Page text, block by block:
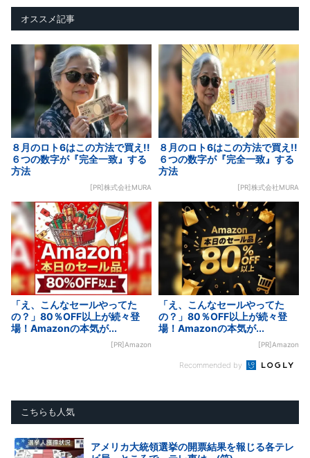
オススメ記事
８月のロト6はこの方法で買え!!
６つの数字が『完全一致』する
方法
[PR]株式会社MURA
８月のロト6はこの方法で買え!!
６つの数字が『完全一致』する
方法
[PR]株式会社MURA
「え、こんなセールやってた
の？」80％OFF以上が続々登
場！Amazonの本気が...
[PR]Amazon
「え、こんなセールやってた
の？」80％OFF以上が続々登
場！Amazonの本気が...
[PR]Amazon
Recommended by
こちらも人気
アメリカ大統領選挙の開票結果を報じる各テレ